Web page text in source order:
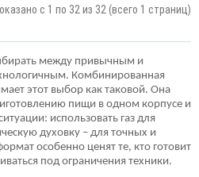
с 1 по 32 из 32 (всего 1 страниц)
между привычным и
Комбинированная
этот выбор как таковой. Она
пищи в одном корпусе и
использовать газ для
духовку – для точных и
особенно ценят те, кто готовит
под ограничения техники.